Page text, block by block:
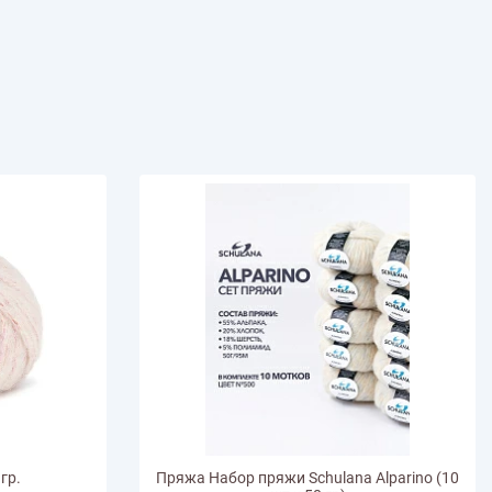
Пряжа Набор пряжи Schulana Alparino (10